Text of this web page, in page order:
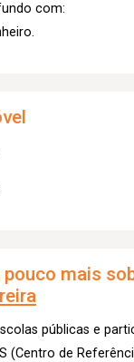
com:
pouco mais
públicas e
(Centro de